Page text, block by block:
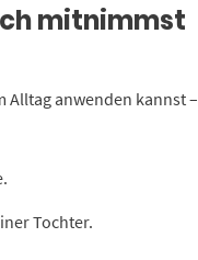
mitnimmst
anwenden kannst –
Tochter.